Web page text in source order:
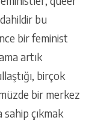
bu
bir feminist
artık
birçok
bir merkez
çıkmak